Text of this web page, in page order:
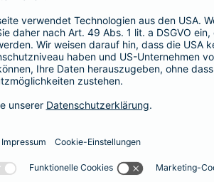
mit der All-
durch
Ob als
Individuelle
Hier bietet